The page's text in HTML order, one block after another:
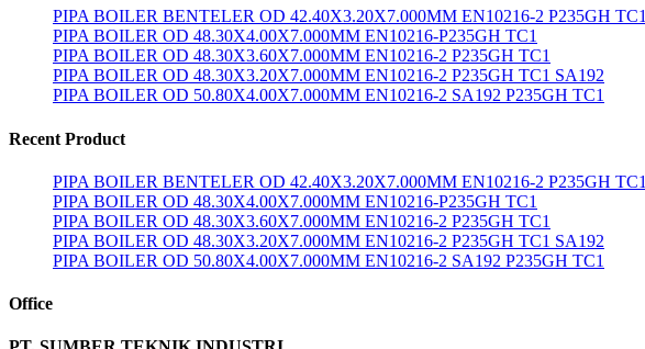
PIPA BOILER BENTELER OD 42.40X3.20X7.000MM EN10216-2 P235GH TC1
PIPA BOILER OD 48.30X4.00X7.000MM EN10216-P235GH TC1
PIPA BOILER OD 48.30X3.60X7.000MM EN10216-2 P235GH TC1
PIPA BOILER OD 48.30X3.20X7.000MM EN10216-2 P235GH TC1 SA192
PIPA BOILER OD 50.80X4.00X7.000MM EN10216-2 SA192 P235GH TC1
Recent Product
PIPA BOILER BENTELER OD 42.40X3.20X7.000MM EN10216-2 P235GH TC1
PIPA BOILER OD 48.30X4.00X7.000MM EN10216-P235GH TC1
PIPA BOILER OD 48.30X3.60X7.000MM EN10216-2 P235GH TC1
PIPA BOILER OD 48.30X3.20X7.000MM EN10216-2 P235GH TC1 SA192
PIPA BOILER OD 50.80X4.00X7.000MM EN10216-2 SA192 P235GH TC1
Office